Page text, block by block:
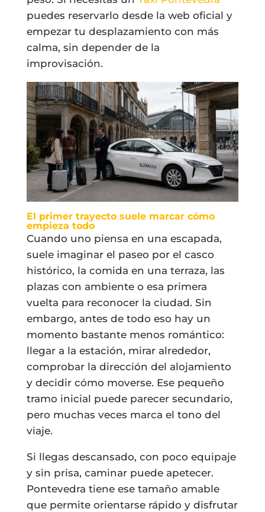
puedes reservarlo desde la web oficial y
empezar tu desplazamiento con más
calma, sin depender de la
improvisación.
El primer trayecto suele marcar cómo
empieza todo
Cuando uno piensa en una escapada,
suele imaginar el paseo por el casco
histórico, la comida en una terraza, las
plazas con ambiente o esa primera
vuelta para reconocer la ciudad. Sin
embargo, antes de todo eso hay un
momento bastante menos romántico:
llegar a la estación, mirar alrededor,
comprobar la dirección del alojamiento
y decidir cómo moverse. Ese pequeño
tramo inicial puede parecer secundario,
pero muchas veces marca el tono del
viaje.
Si llegas descansado, con poco equipaje
y sin prisa, caminar puede apetecer.
Pontevedra tiene ese tamaño amable
que permite orientarse rápido y disfrutar